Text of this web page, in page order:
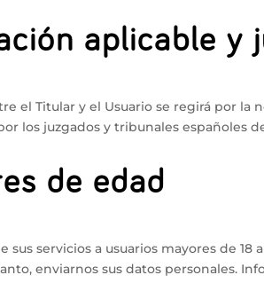
aplicable y
el Titular y el Usuario se regirá por la
los juzgados y tribunales españoles
de edad
sus servicios a usuarios mayores de
enviarnos sus datos personales.